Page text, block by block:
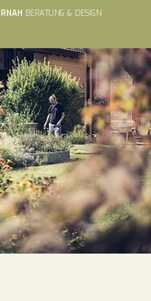
BERATUNG & DESIGN